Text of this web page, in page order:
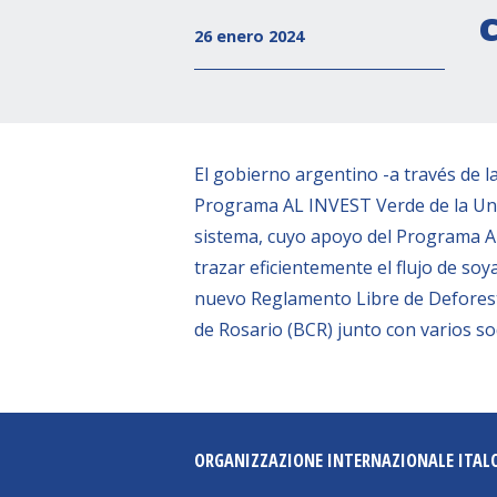
26 enero 2024
El gobierno argentino -a través de
Programa AL INVEST Verde de la
sistema, cuyo apoyo del Programa
trazar eficientemente el flujo de
nuevo Reglamento Libre de
de Rosario (BCR) junto con varios
ORGANIZZAZIONE INTERNAZIONALE